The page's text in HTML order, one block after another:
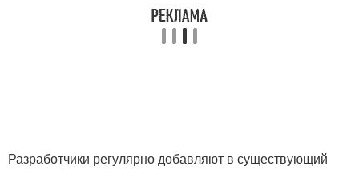
Разработчики регулярно добавляют в существующий